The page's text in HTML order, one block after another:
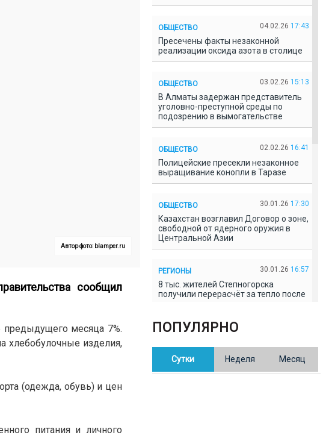
Автор фото: blamper.ru
сообщил
предыдущего месяца 7%.
хлебобулочные изделия,
(одежда, обувь) и цен
питания и личного
ОБЩЕСТВО 04.02.26 17:43
Пресечены факты незаконной
реализации оксида азота в столице
ОБЩЕСТВО 03.02.26 15:13
В Алматы задержан представитель
уголовно-преступной среды по
подозрению в вымогательстве
ОБЩЕСТВО 02.02.26 16:41
Полицейские пресекли незаконное
выращивание конопли в Таразе
ОБЩЕСТВО 30.01.26 17:30
Казахстан возглавил Договор о зоне,
свободной от ядерного оружия в
Центральной Азии
РЕГИОНЫ 30.01.26 16:57
8 тыс. жителей Степногорска
получили перерасчёт за тепло после
В Казахстане готовят новую
редакцию Конституции: меняется
ПОПУЛЯРНО
Сутки Неделя Месяц